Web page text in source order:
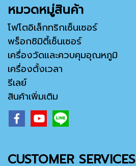
หมวดหมู่สินค้า
โฟโตอิเล็กทริกเซ็นเซอร์
พร็อกซิมิตี้เซ็นเซอร์
เครื่องวัดและควบคุมอุณหภูมิ
เครื่องตั้งเวลา
รีเลย์
สินค้าเพิ่มเติม
CUSTOMER SERVICES